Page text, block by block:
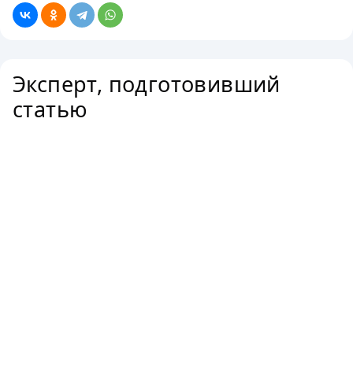
Эксперт, подготовивший
статью